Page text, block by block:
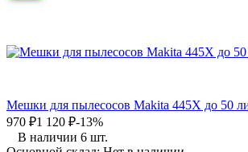
Мешки для пылесосов Makita 445X до 50
970 ₽1 120 ₽-13%
В наличии 6 шт.